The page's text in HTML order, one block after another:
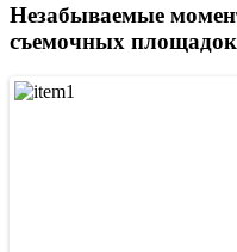
Незабываемые
съемочных площадок